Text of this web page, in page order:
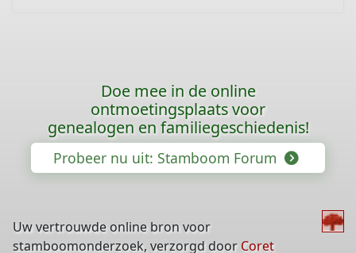
Doe mee in de online
ontmoetingsplaats voor
genealogen en familiegeschiedenis!
Probeer nu uit: Stamboom Forum
Uw vertrouwde online bron voor
stamboomonderzoek, verzorgd door Coret